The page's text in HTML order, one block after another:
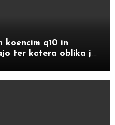
koencim q10 in
ter katera oblika je